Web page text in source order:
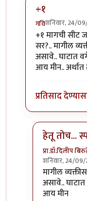
+१
गविशनिवार, 24/
In reply to
+१ मागची सीट
सर?.. मागील
असावे.. घाटात
आय मीन.. अर्थात
प्रतिसाद
हेतू तोच...
प्रा.डॉ.दिलीप
शनिवार, 24/09/
In reply to+१
मागील
असावे..
आय मीन